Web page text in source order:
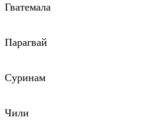
Гватемала
Парагвай
Суринам
Чили